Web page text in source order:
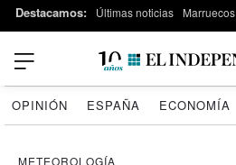
Destacamos: Últimas noticias Marruecos
OPINIÓN ESPAÑA ECONOMÍA
METEOROLOGÍA